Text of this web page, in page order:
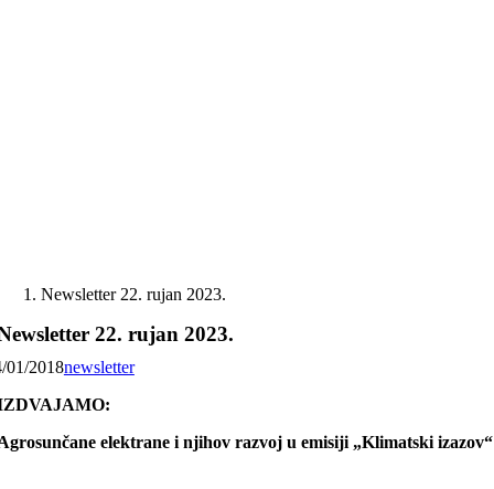
Newsletter 22. rujan 2023.
22. rujan 2023.
01/2018newsletter
elektrane i njihov razvoj u emisiji „Klimatski izazov“